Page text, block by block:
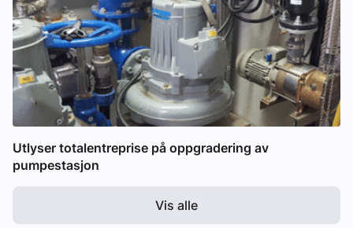
Utlyser totalentreprise på oppgradering av
pumpestasjon
Vis alle